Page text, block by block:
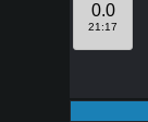
0.0
21:17